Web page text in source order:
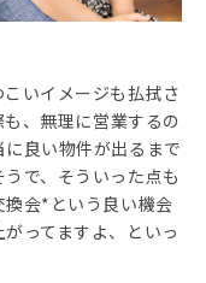
いイメージも払拭さ
、無理に営業するの
良い物件が出るまで
で、そういった点も
会*という良い機会
ってますよ、といっ